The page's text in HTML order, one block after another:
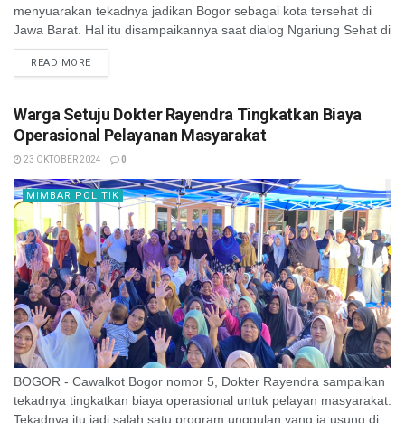
menyuarakan tekadnya jadikan Bogor sebagai kota tersehat di
Jawa Barat. Hal itu disampaikannya saat dialog Ngariung Sehat di
Kelurahan Genteng, Selasa (22/10/2024). ...
READ MORE
Warga Setuju Dokter Rayendra Tingkatkan Biaya
Operasional Pelayanan Masyarakat
23 OKTOBER 2024 0
MIMBAR POLITIK
BOGOR - Cawalkot Bogor nomor 5, Dokter Rayendra sampaikan
tekadnya tingkatkan biaya operasional untuk pelayan masyarakat.
Tekadnya itu jadi salah satu program unggulan yang ia usung di